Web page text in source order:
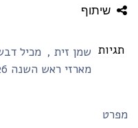
שיתוף
שמן זית , מכיל דבש,
מארזי ראש השנה 26